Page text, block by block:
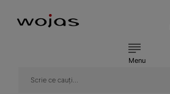
Menu